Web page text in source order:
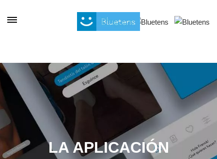
LA APLICACIÓN